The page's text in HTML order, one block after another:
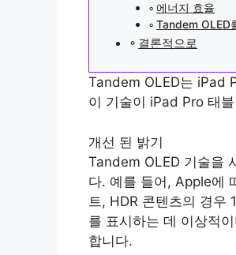
에너지 효율
Tandem OLED
결론적으로
Tandem OLED는 iPad
이 기술이 iPad Pro 태
개선 된 밝기
Tandem OLED 기술을
다. 예를 들어, Apple에
트, HDR 콘텐츠의 경우
를 표시하는 데 이상적
합니다.